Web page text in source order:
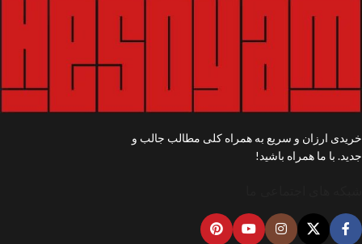
خریدی ارزان و سریع به همراه کلی مطالب جالب و
جدید. با ما همراه باشید!